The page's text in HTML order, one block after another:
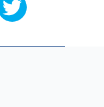
: Facebook
Compartir